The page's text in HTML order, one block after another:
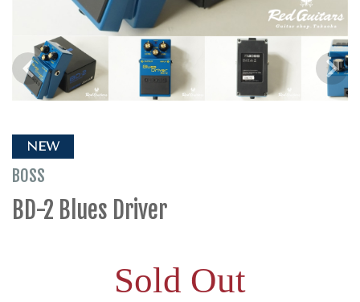
NEW
BOSS
BD-2 Blues Driver
Sold Out